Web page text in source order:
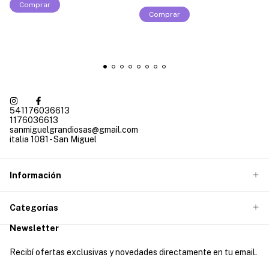
Comprar
Comprar
541176036613
1176036613
sanmiguelgrandiosas@gmail.com
italia 1081 - San Miguel
Información
Categorías
Newsletter
Recibí ofertas exclusivas y novedades directamente en tu email.